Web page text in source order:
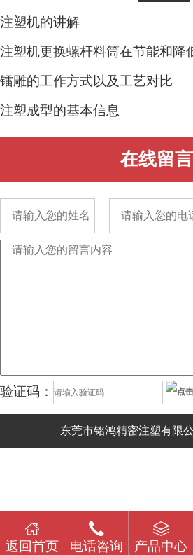
频(50Hz)
使用的是
注塑机的讲解
镭雕的工作方式以及工艺对比
注塑成型的基本信息
在线留言
验证码：
东莞市铭鸿精密注塑有限
返回首页 电话咨询 产品中心